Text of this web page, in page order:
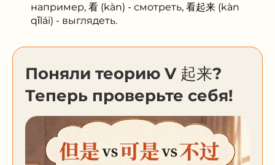
например, 看 (kàn) - смотреть, 看起来 (kàn
qǐlái) - выглядеть.
Поняли теорию V 起来?
Теперь проверьте себя!